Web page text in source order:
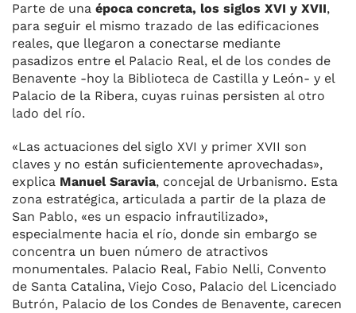
Parte de una época concreta, los siglos XVI y XVII,
para seguir el mismo trazado de las edificaciones
reales, que llegaron a conectarse mediante
pasadizos entre el Palacio Real, el de los condes de
Benavente -hoy la Biblioteca de Castilla y León- y el
Palacio de la Ribera, cuyas ruinas persisten al otro
lado del río.
«Las actuaciones del siglo XVI y primer XVII son
claves y no están suficientemente aprovechadas»,
explica Manuel Saravia, concejal de Urbanismo. Esta
zona estratégica, articulada a partir de la plaza de
San Pablo, «es un espacio infrautilizado»,
especialmente hacia el río, donde sin embargo se
concentra un buen número de atractivos
monumentales. Palacio Real, Fabio Nelli, Convento
de Santa Catalina, Viejo Coso, Palacio del Licenciado
Butrón, Palacio de los Condes de Benavente, carecen